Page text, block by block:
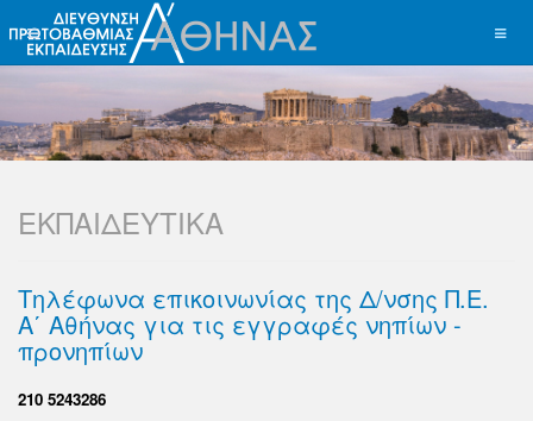
ΕΚΠΑΙΔΕΥΤΙΚΑ
Τηλέφωνα επικοινωνίας της Δ/νσης Π.Ε.
Α΄ Αθήνας για τις εγγραφές νηπίων -
προνηπίων
210 5243286